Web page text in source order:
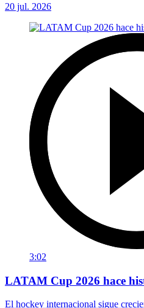
20 jul. 2026
3:02
LATAM Cup 2026 hace
El hockey internacional sigue